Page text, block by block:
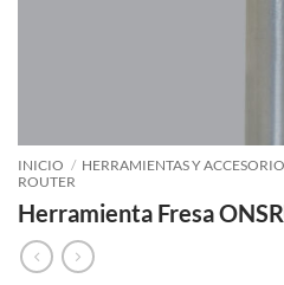
INICIO / HERRAMIENTAS Y
ROUTER
Herramienta Fresa